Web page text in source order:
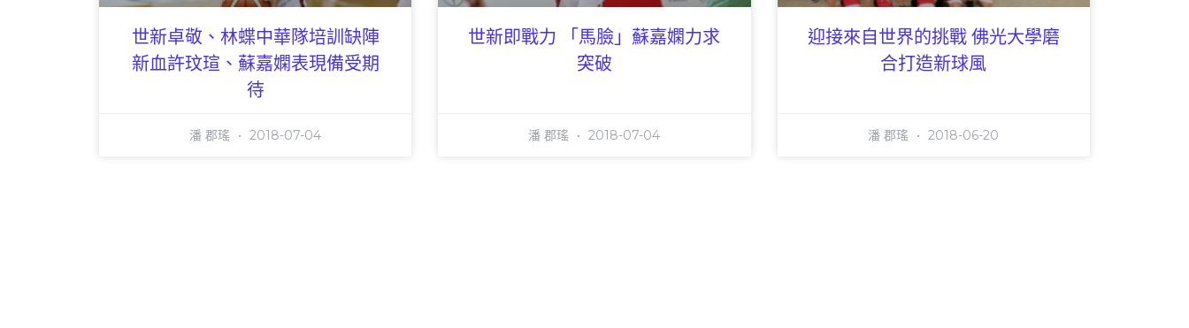
世新卓敬、林蝶中華隊培訓缺陣
新血許玟瑄、蘇嘉嫻表現備受期
待
潘 郡瑤 2018-07-04
世新即戰力 「馬臉」蘇嘉嫻力求
突破
潘 郡瑤 2018-07-04
迎接來自世界的挑戰 佛光大學磨
合打造新球風
潘 郡瑤 2018-06-20